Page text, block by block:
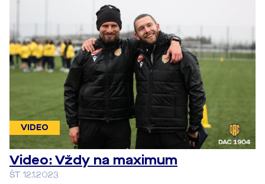
VIDEO
Video: Vždy na maximum
ŠT 12.1.2023